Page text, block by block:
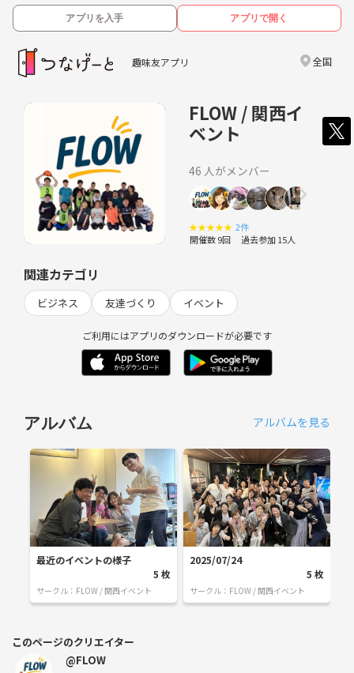
アプリを入手 アプリで開く
趣味友アプリ 全国
FLOW / 関西イ
ベント
46 人がメンバー
★★★★★ 2件
開催数 9回 過去参加 15人
関連カテゴリ
ビジネス 友達づくり イベント
ご利用にはアプリのダウンロードが必要です
アルバム アルバムを見る
最近のイベントの様子
5 枚
サークル： FLOW / 関西イベント
2025/07/24
5 枚
サークル： FLOW / 関西イベント
このページのクリエイター
@FLOW